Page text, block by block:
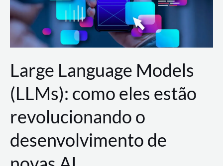
AWS?
Large Language Models
(LLMs): como eles estão
revolucionando o
desenvolvimento de